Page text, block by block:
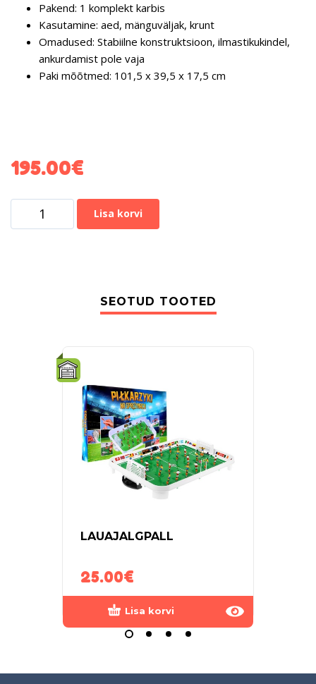
Pakend: 1 komplekt karbis
Kasutamine: aed, mänguväljak, krunt
Omadused: Stabiilne konstruktsioon, ilmastikukindel,
ankurdamist pole vaja
Paki mõõtmed: 101,5 x 39,5 x 17,5 cm
195.00€
Lisa korvi
SEOTUD TOOTED
LAUAJALGPALL
25.00€
Lisa korvi